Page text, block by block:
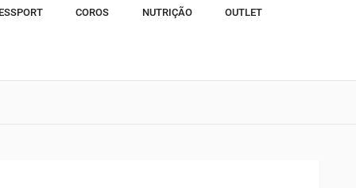
COROS NUTRIÇÃO OUTLET